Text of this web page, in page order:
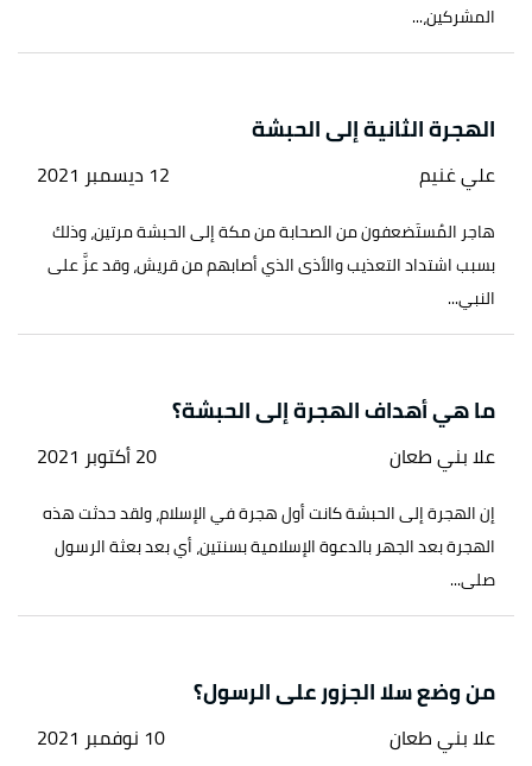
المشركين،...
الهجرة الثانية إلى الحبشة
علي غنيم 12 ديسمبر 2021
هاجر المُستَضعفون من الصحابة من مكة إلى الحبشة مرتين، وذلك
بسبب اشتداد التعذيب والأذى الذي أصابهم من قريش، وقد عزَّ على
النبي...
ما هي أهداف الهجرة إلى الحبشة؟
علا بني طعان 20 أكتوبر 2021
إن الهجرة إلى الحبشة كانت أول هجرة في الإسلام، ولقد حدثت هذه
الهجرة بعد الجهر بالدعوة الإسلامية بسنتين، أي بعد بعثة الرسول
صلى...
من وضع سلا الجزور على الرسول؟
علا بني طعان 10 نوفمبر 2021